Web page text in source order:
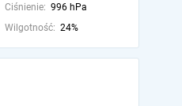
Ciśnienie: 996 hPa
Wilgotność: 24%